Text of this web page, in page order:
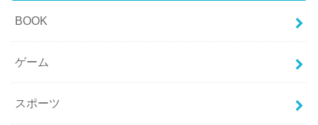
BOOK
ゲーム
スポーツ